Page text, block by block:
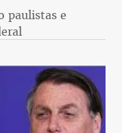
paulistas e